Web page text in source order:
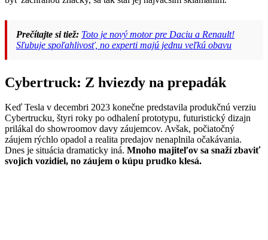
Prečítajte si tiež: Toto je nový motor pre Daciu a Renault!
Sľubuje spoľahlivosť, no experti majú jednu veľkú obavu
Cybertruck: Z hviezdy na prepadák
Keď Tesla v decembri 2023 konečne predstavila produkčnú verziu
Cybertrucku, štyri roky po odhalení prototypu, futuristický dizajn
prilákal do showroomov davy záujemcov. Avšak, počiatočný
záujem rýchlo opadol a realita predajov nenaplnila očakávania.
Dnes je situácia dramaticky iná. Mnoho majiteľov sa snaží zbaviť
svojich vozidiel, no záujem o kúpu prudko klesá.